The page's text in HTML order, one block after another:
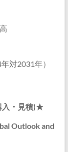
対2031年）
入・見積)★
Outlook and